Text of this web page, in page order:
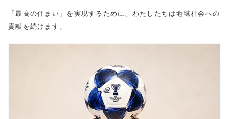
「最高の住まい」を実現するために、わたしたちは地域社会への
貢献を続けます。